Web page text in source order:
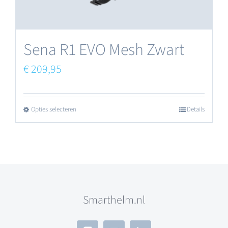
productpagina
Sena R1 EVO Mesh Zwart
€209,95
Opties selecteren
Deze
optie
Details
Smarthelm.nl